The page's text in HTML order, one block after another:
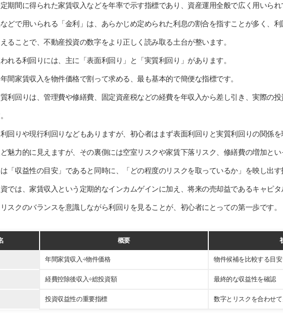
期間に得られた家賃収入などを年率で示す指標であり、資産運用全般で広く用いら
どで用いられる「金利」は、あらかじめ定められた利息の割合を指すことが多く、
ることで、不動産投資の数字をより正しく読み取る土台が整います。
れる利回りには、主に「表面利回り」と「実質利回り」があります。
間家賃収入を物件価格で割って求める、最も基本的で簡便な指標です。
利回りは、管理費や修繕費、固定資産税などの経費を年収入から差し引き、実際の
回りや現行利回りなどもありますが、初心者はまず表面利回りと実質利回りの関係
魅力的に見えますが、その裏側には空室リスクや家賃下落リスク、修繕費の増加と
「収益性の目安」であると同時に、「どの程度のリスクを取っているか」を映し出
では、家賃収入という定期的なインカムゲインに加え、将来の売却益であるキャピ
スクのバランスを意識しながら利回りを見ることが、初心者にとっての第一歩です。
概要
年間家賃収入÷物件価格 物件候補を比較する目安
経費控除後収入÷総投資額 最終的な収益性を確認
投資収益性の重要指標 数字とリスクを合わせ